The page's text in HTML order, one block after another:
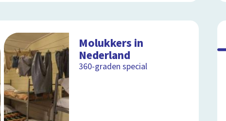
Molukkers in
Nederland
360-graden special